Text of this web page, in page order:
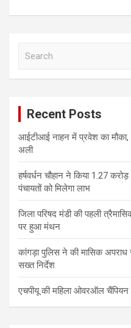
Recent Posts
आईटीआई नाहन में प्रवेश का
अली
हर्षवर्धन चौहान ने किया 1.27
पंचायतों को मिलेगा लाभ
जिला परिषद मंडी की पहली
पर हुआ मंथन
कांगड़ा पुलिस ने की मासिक अपराध
सख्त निर्देश
एचपीयू की महिला ओवरऑल चैंपियन